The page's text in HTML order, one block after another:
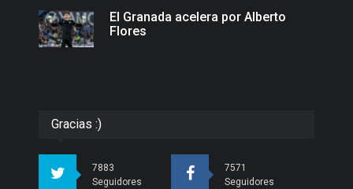
El Granada acelera por Alberto
Flores
Gracias :)
7883
Seguidores
7571
Seguidores